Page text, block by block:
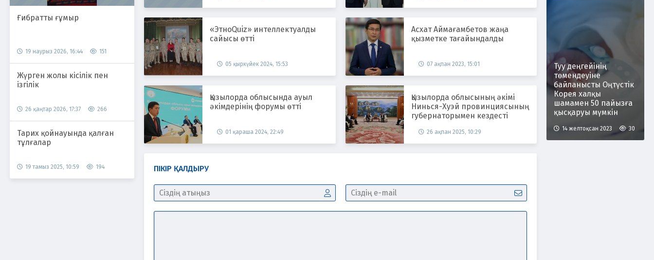
Ғибратты ғұмыр
19 наурыз 2026, 16:44 151
Жүрген жолы кісілік пен
ізгілік
26 қаңтар 2026, 17:37 266
Тарих қойнауында қалған
тұлғалар
19 тамыз 2025, 10:59 194
«ЭтноQuiz» интеллектуалды
сайысы өтті
05 қыркүйек 2024, 15:53
Асхат Аймағамбетов жаңа
қызметке тағайындалды
07 ақпан 2023, 15:01
Қызылорда облысында ауыл
әкімдерінің форумы өтті
01 қараша 2024, 22:49
Қызылорда облысының әкімі
Нинься-Хуэй провинциясының
губернаторымен кездесті
26 ақпан 2025, 10:29
ПІКІР ҚАЛДЫРУ
Туу деңгейінің
төмендеуіне
байланысты Оңтүстік
Корея халқы
шамамен 50 пайызға
қысқаруы мүмкін
14 желтоқсан 2023 30